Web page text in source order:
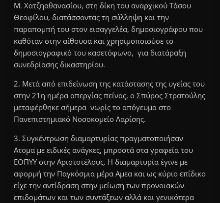
Μ. Χατζηαθανασίου, στη δίκη του αναρχικού Τάσου
Θεοφίλου, διατάσσοντας τη σύλληψη και την
παραπομπή του στον εισαγγελέα, δημοσιογράφου που
καθόταν στην αίθουσα και χρησιμοποιούσε το
δημοσιογραφικό του κασετόφωνο, για διατάραξη
συνεδρίασης δικαστηρίου.
2. Μετά από επιδείνωση της κατάστασης της υγείας του
στην 21η ημέρα απεργίας πείνας, ο Σπύρος Στρατούλης
μεταφέρθηκε σήμερα νωρίς το απόγευμα στο
Πανεπιστημιακό Νοσοκομείο Λαρίσης.
3. Συγκέντρωση διαμαρτυρίας πραγματοποιήσαν
Ατομα με ειδικές ανάγκες, μπροστά στα γραφεία του
ΕΟΠΥΥ στην Αριστοτέλους. Η διαμαρτυρία έγινε με
αφορμή την Παγκόσμια μέρα Αμεα και ως κύριο επίδικο
είχε την αντίδραση στην μείωση των προνοιακών
επιδομάτων και των συντάξεων αλλά και γενικότερα